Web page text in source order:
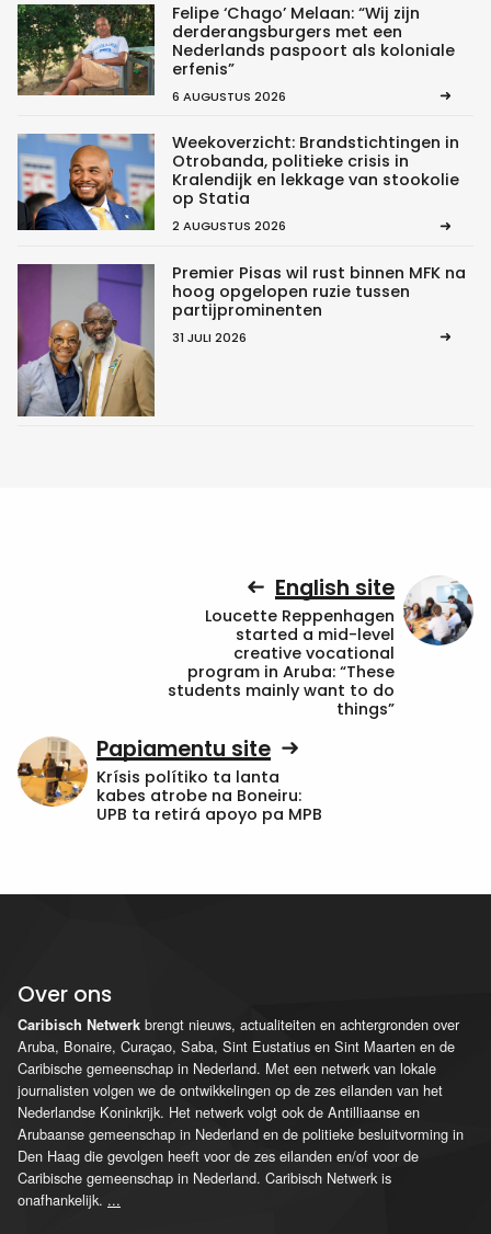
Felipe ‘Chago’ Melaan: “Wij zijn
derderangsburgers met een
Nederlands paspoort als koloniale
erfenis”
6 AUGUSTUS 2026
Weekoverzicht: Brandstichtingen in
Otrobanda, politieke crisis in
Kralendijk en lekkage van stookolie
op Statia
2 AUGUSTUS 2026
Premier Pisas wil rust binnen MFK na
hoog opgelopen ruzie tussen
partijprominenten
31 JULI 2026
English site
Loucette Reppenhagen
started a mid-level
creative vocational
program in Aruba: “These
students mainly want to do
things”
Papiamentu site
Krísis polítiko ta lanta
kabes atrobe na Boneiru:
UPB ta retirá apoyo pa MPB
Over ons
Caribisch Netwerk brengt nieuws, actualiteiten en achtergronden over
Aruba, Bonaire, Curaçao, Saba, Sint Eustatius en Sint Maarten en de
Caribische gemeenschap in Nederland. Met een netwerk van lokale
journalisten volgen we de ontwikkelingen op de zes eilanden van het
Nederlandse Koninkrijk. Het netwerk volgt ook de Antilliaanse en
Arubaanse gemeenschap in Nederland en de politieke besluitvorming in
Den Haag die gevolgen heeft voor de zes eilanden en/of voor de
Caribische gemeenschap in Nederland. Caribisch Netwerk is
onafhankelijk. ...